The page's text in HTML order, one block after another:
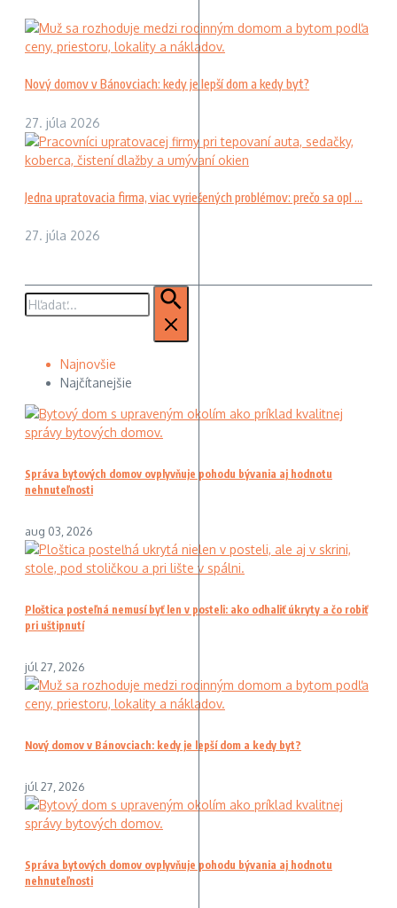
Nový domov v Bánovciach: kedy je lepší dom a kedy byt?
27. júla 2026
Jedna upratovacia firma, viac vyriešených problémov: prečo sa opl ...
27. júla 2026
Hľadať:
Najnovšie
Najčítanejšie
Správa bytových domov ovplyvňuje pohodu bývania aj hodnotu
nehnuteľnosti
aug 03, 2026
Ploštica posteľná nemusí byť len v posteli: ako odhaliť úkryty a čo robiť
pri uštipnutí
júl 27, 2026
Nový domov v Bánovciach: kedy je lepší dom a kedy byt?
júl 27, 2026
Správa bytových domov ovplyvňuje pohodu bývania aj hodnotu
nehnuteľnosti